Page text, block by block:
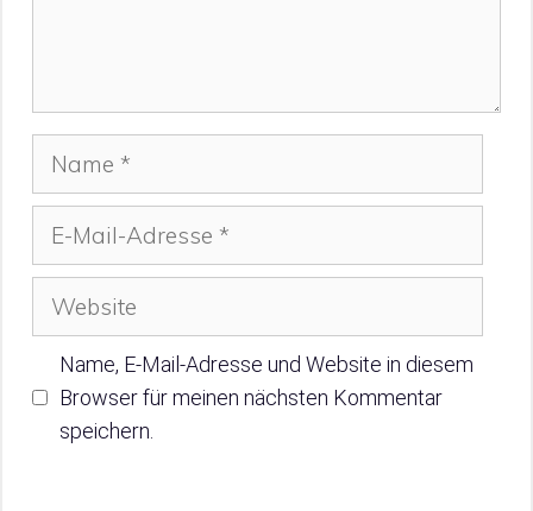
Adresse
Name, E-Mail-Adresse und Website in diesem
Browser für meinen nächsten Kommentar
speichern.